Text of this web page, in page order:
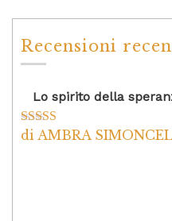
Recensioni
Lo spirito della
Valutato5su
di AMBRA